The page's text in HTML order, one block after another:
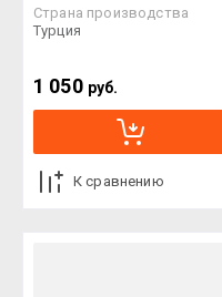
Страна производства
Турция
1 050 руб.
К сравнению